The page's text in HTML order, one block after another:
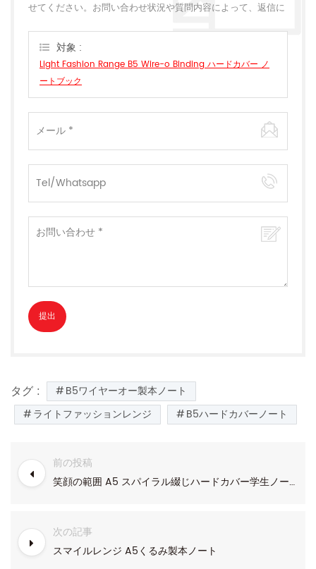
せてください。お問い合わせ状況や質問内容によって、返信に
対象 :
Light Fashion Range B5 Wire-o Binding ハードカバー ノ
ートブック
タグ :
B5ワイヤーオー製本ノート
ライトファッションレンジ
B5ハードカバーノート
前の投稿
笑顔の範囲 A5 スパイラル綴じハードカバー学生ノート
次の記事
スマイルレンジ A5くるみ製本ノート